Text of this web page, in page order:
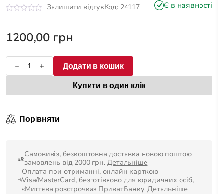
Залишити відгукКод: 24117 Є в наявності
1200,00 грн
Додати в кошик
Купити в один клік
Порівняти
Самовивіз, безкоштовна доставка новою поштою
замовлень від 2000 грн.Детальніше
Оплата при отриманні, онлайн карткою
Visa/MasterCard, безготівково для юридичних осіб,
«Миттєва розстрочка» ПриватБанку. Детальніше